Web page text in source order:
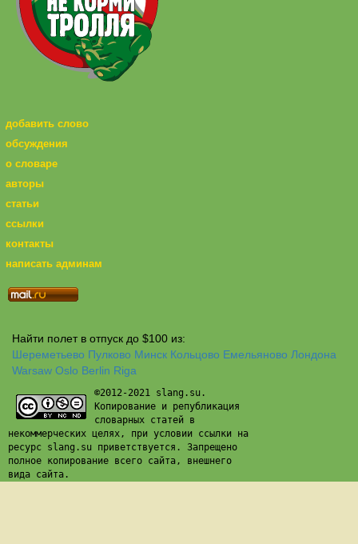
добавить слово
обсуждения
о словаре
авторы
статьи
ссылки
контакты
написать админам
Найти полет в отпуск до $100 из:
Шереметьево Пулково Минск Кольцово Емельяново Лондона
Warsaw Oslo Berlin Riga
©2012-2021 slang.su.
Копирование и републикация
словарных статей в
некоммерческих целях, при условии ссылки на
ресурс slang.su приветствуется. Запрещено
полное копирование всего сайта, внешнего
вида сайта.